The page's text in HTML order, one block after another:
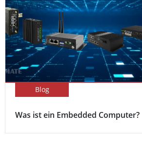
Blog
Was ist ein Embedded Computer?